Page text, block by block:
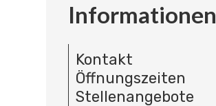
Informationen
Kontakt
Öffnungszeiten
Stellenangebote